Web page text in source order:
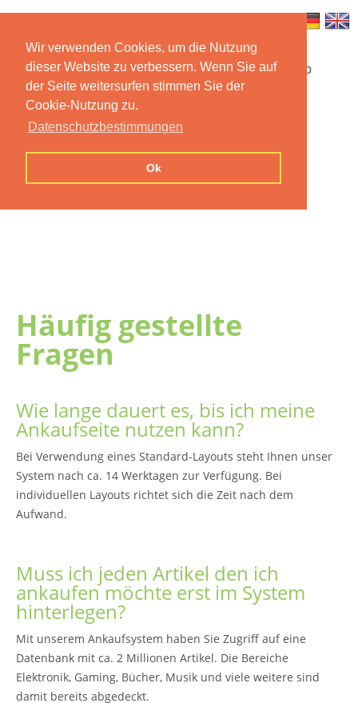
Wir verwenden Cookies, um die Nutzung
dieser Website zu verbessern. Wenn Sie auf
der Seite weitersurfen stimmen Sie der
Cookie-Nutzung zu.
Datenschutzbestimmungen
Ok
Startseite Funktionen Mobile App
Preise
Kontakt Impressum
Häufig gestellte
Fragen
Wie lange dauert es, bis ich meine
Ankaufseite nutzen kann?
Bei Verwendung eines Standard-Layouts steht Ihnen unser
System nach ca. 14 Werktagen zur Verfügung. Bei
individuellen Layouts richtet sich die Zeit nach dem
Aufwand.
Muss ich jeden Artikel den ich
ankaufen möchte erst im System
hinterlegen?
Mit unserem Ankaufsystem haben Sie Zugriff auf eine
Datenbank mit ca. 2 Millionen Artikel. Die Bereiche
Elektronik, Gaming, Bücher, Musik und viele weitere sind
damit bereits abgedeckt.